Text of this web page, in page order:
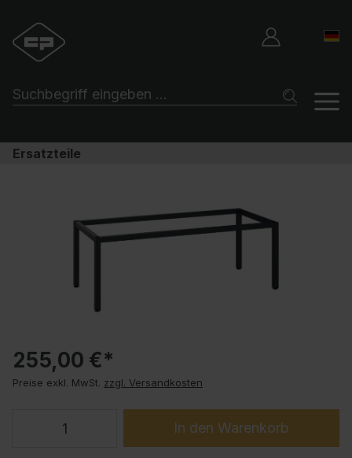
Ersatzteile
255,00 €*
Preise exkl. MwSt. zzgl. Versandkosten
In den Warenkorb